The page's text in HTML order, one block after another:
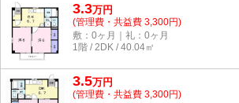
3.3万円
(管理費・共益費 3,300円)
敷：0ヶ月｜礼：0ヶ月
1階 / 2DK / 40.04㎡
3.5万円
(管理費・共益費 3,300円)